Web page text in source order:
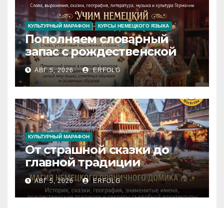
КУЛЬТУРНЫЙ МАРАФОН КУРСЫ НЕМЕЦКОГО ЯЗЫКА
Пополняем словарный
запас с рождественской
сказкой! Учим немецкий
вместе с Lebkuchenhaus
АВГ 5, 2026 ERFOLG
КУЛЬТУРНЫЙ МАРАФОН
От страшной сказки до
главной традиции
Рождества: секреты
немецкого пряничного
домика!
АВГ 5, 2026 ERFOLG